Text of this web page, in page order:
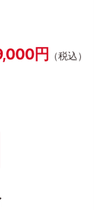
円 （税込）